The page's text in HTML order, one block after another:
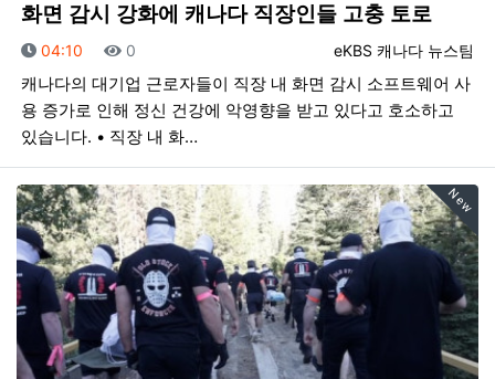
화면 감시 강화에 캐나다 직장인들 고충 토로
등록자
eKBS 캐나다 뉴스팀
등록일
04:10 조회
0
캐나다의 대기업 근로자들이 직장 내 화면 감시 소프트웨어 사
용 증가로 인해 정신 건강에 악영향을 받고 있다고 호소하고
있습니다. • 직장 내 화…
New